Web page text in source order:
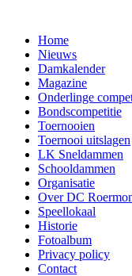
Home
Nieuws
Damkalender
Magazine
Onderlinge
Bondscompetitie
Toernooien
Toernooi uitslagen
LK Sneldammen
Schooldammen
Organisatie
Over DC
Speellokaal
Historie
Fotoalbum
Privacy policy
Contact